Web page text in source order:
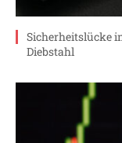
Sicherheitslücke
Diebstahl